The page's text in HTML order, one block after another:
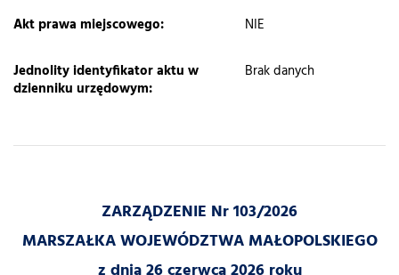
Akt prawa miejscowego: NIE
Jednolity identyfikator aktu w
dzienniku urzędowym:
Brak danych
ZARZĄDZENIE Nr 103/2026
MARSZAŁKA WOJEWÓDZTWA MAŁOPOLSKIEGO